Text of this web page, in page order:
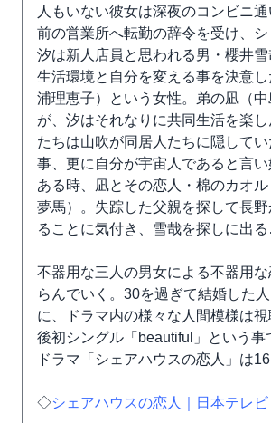
人もいない彼女は深夜のコンビニ
前の営業所へ転勤の辞令を受け、
汐は新人店員と思われる男・櫻井
生活環境と自分を変える事を決意
浦理恵子）という女性。弟の凪（
が、汐はそれなりに共同生活を楽
たちは山吹が同居人たちに隠して
事、更に自分が宇宙人であると言
ある時、凪とその恋人・棉のカオ
夢馬）。失踪した父親を探して長
ることに気付き、雪哉を探しに出る
不器用な三人の男女による不器用
らんでいく。30を過ぎて結婚した
に、ドラマ内の様々な人間模様は
後初シングル「beautiful」という事
ドラマ「シェアハウスの恋人」は
◇シェアハウスの恋人｜日本テレビ